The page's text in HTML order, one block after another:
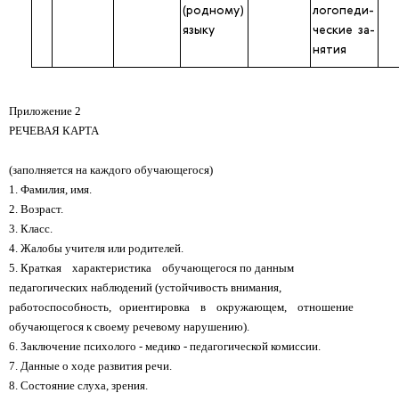
(родному)
языку
логопеди­
ческие за­
нятия
Приложение 2
РЕЧЕВАЯ КАРТА
(заполняется на каждого обучающегося)
1. Фамилия, имя.
2. Возраст.
3. Класс.
4. Жалобы учителя или родителей.
5. Краткая характеристика обучающегося по данным
педагогических наблюдений (устойчивость внимания,
работоспособность, ориентировка в окружающем, отношение
обучающегося к своему речевому нарушению).
6. Заключение психолого - медико - педагогической комиссии.
7. Данные о ходе развития речи.
8. Состояние слуха, зрения.